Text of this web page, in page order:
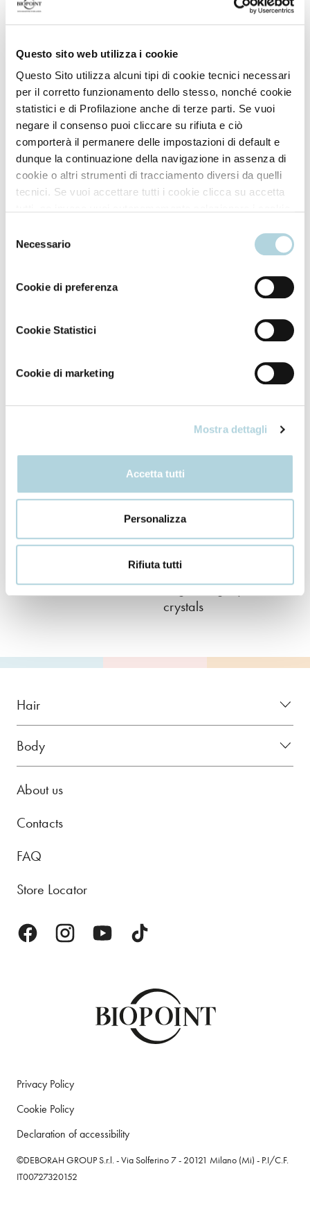
Questo sito web utilizza i cookie
Questo Sito utilizza alcuni tipi di cookie tecnici necessari
per il corretto funzionamento dello stesso, nonché cookie
statistici e di Profilazione anche di terze parti. Se vuoi
negare il consenso puoi cliccare su rifiuta e ciò
comporterà il permanere delle impostazioni di default e
dunque la continuazione della navigazione in assenza di
cookie o altri strumenti di tracciamento diversi da quelli
tecnici. Se vuoi accettare tutti i cookie clicca su accetta
più consulta la
delNecessario
Cookie di preferenza
Cookie Statistici
Cookie di marketing
Mostra dettagli
Accetta tutti
Personalizza
Rifiuta tutti
Shampoo
3d shine shampoo
Hair mask
Reconditioning mask
Lamination serum Enhancing crystal gel
Lamination kit
Specific treatments
Brightening liquid
crystals
Hair
Body
About us
Contacts
FAQ
Store Locator
Privacy Policy
Cookie Policy
Declaration of accessibility
©DEBORAH GROUP S.r.l. - Via Solferino 7 - 20121 Milano (Mi) - P.I/C.F.
IT00727320152